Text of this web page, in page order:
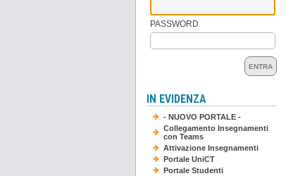
PASSWORD
ENTRA
IN EVIDENZA
- NUOVO PORTALE -
Collegamento Insegnamenti
con Teams
Attivazione Insegnamenti
Portale UniCT
Portale Studenti